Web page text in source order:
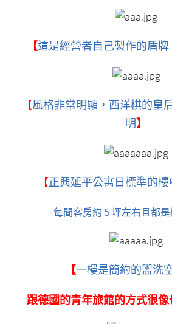
【這是經營者自己製作的盾
【風格非常明顯，西洋棋的皇
明 】
【正興延平公寓日標準的樓
每間客房約５坪左右且都
【一樓是簡約的盥洗
跟德國的青年旅館的方式很